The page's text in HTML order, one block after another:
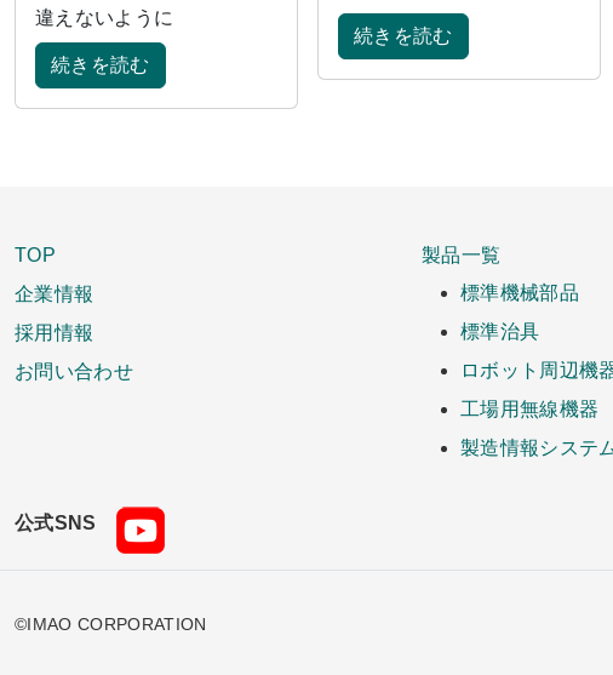
違えないように
続きを読む
続きを読む
TOP
企業情報
採用情報
お問い合わせ
製品一覧
標準機械部品
標準治具
ロボット周辺機
工場用無線機器
製造情報システ
公式SNS
©IMAO CORPORATION